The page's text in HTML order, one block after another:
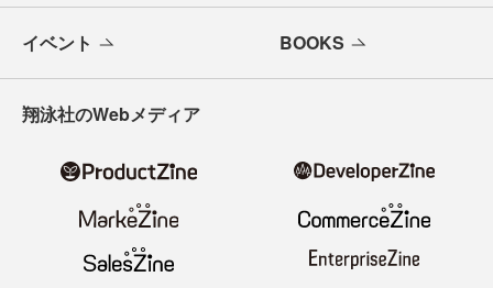
イベント BOOKS
翔泳社のWebメディア